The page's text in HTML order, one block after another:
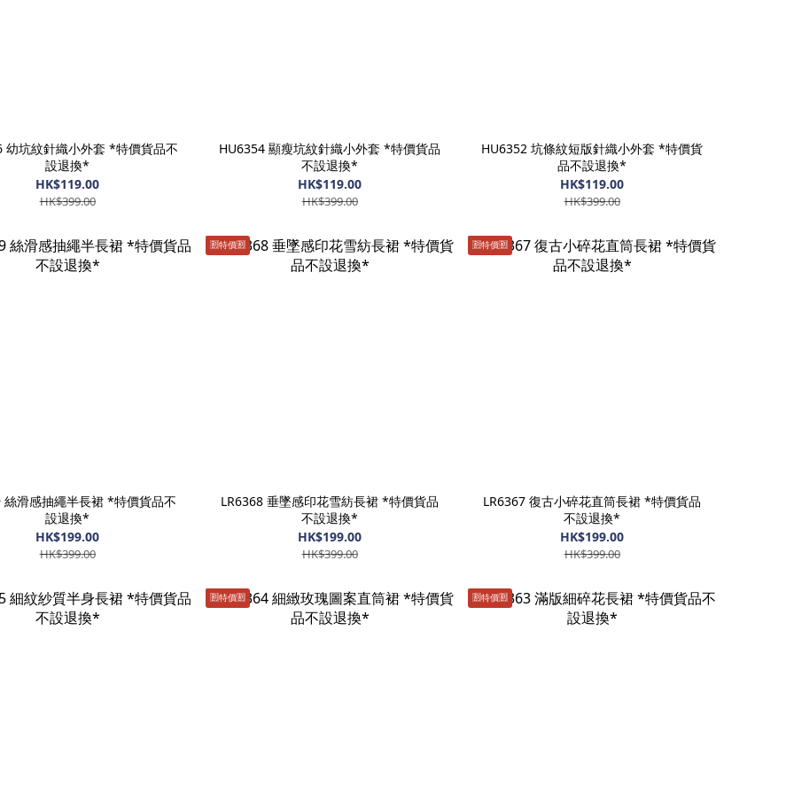
幼坑紋針織小外套 *特價貨品不
設退換*
HK$119.00
HK$399.00
HU6354 顯瘦坑紋針織小外套 *特價貨品
不設退換*
HK$119.00
HK$399.00
HU6352 坑條紋短版針織小外套 *特價貨
品不設退換*
HK$119.00
HK$399.00
絲滑感抽繩半長裙 *特價貨品不
設退換*
HK$199.00
HK$399.00
🈹️特價🈹️
LR6368 垂墜感印花雪紡長裙 *特價貨品
不設退換*
HK$199.00
HK$399.00
🈹️特價🈹️
LR6367 復古小碎花直筒長裙 *特價貨品
不設退換*
HK$199.00
HK$399.00
🈹️特價🈹️ 🈹️特價🈹️